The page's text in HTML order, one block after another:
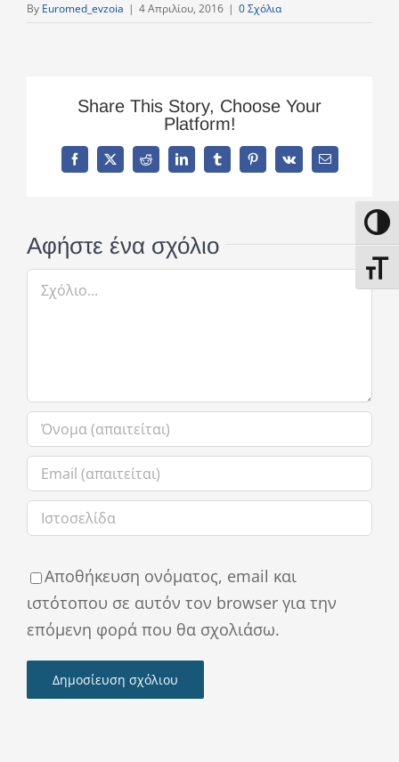
By Euromed_evzoia | 4 Απριλίου, 2016 | 0 Σχόλια
Share This Story, Choose Your
Platform!
Facebook
X Reddit LinkedInTumblrPinterest
Vk Email
Αφήστε ένα σχόλιο
Σχόλιο
Αποθήκευση ονόματος, email και
ιστότοπου σε αυτόν τον browser για την
επόμενη φορά που θα σχολιάσω.